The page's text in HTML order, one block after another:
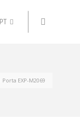
PT
Porta EXP-M2069